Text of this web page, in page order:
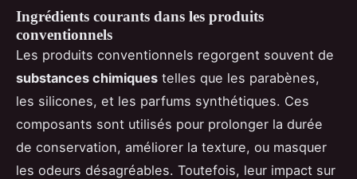
Ingrédients courants dans les produits
conventionnels
Les produits conventionnels regorgent souvent de
substances chimiques telles que les parabènes,
les silicones, et les parfums synthétiques. Ces
composants sont utilisés pour prolonger la durée
de conservation, améliorer la texture, ou masquer
les odeurs désagréables. Toutefois, leur impact sur